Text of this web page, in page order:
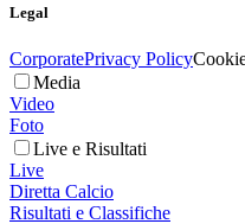
Legal
CorporatePrivacy Policy
Media
Video
Foto
Live e Risultati
Live
Diretta Calcio
Risultati e Classifiche